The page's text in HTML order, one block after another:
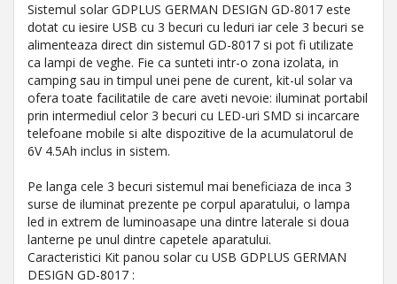
Sistemul solar GDPLUS GERMAN DESIGN GD-8017 este
dotat cu iesire USB cu 3 becuri cu leduri iar cele 3 becuri se
alimenteaza direct din sistemul GD-8017 si pot fi utilizate
ca lampi de veghe. Fie ca sunteti intr-o zona izolata, in
camping sau in timpul unei pene de curent, kit-ul solar va
ofera toate facilitatile de care aveti nevoie: iluminat portabil
prin intermediul celor 3 becuri cu LED-uri SMD si incarcare
telefoane mobile si alte dispozitive de la acumulatorul de
6V 4.5Ah inclus in sistem.
Pe langa cele 3 becuri sistemul mai beneficiaza de inca 3
surse de iluminat prezente pe corpul aparatului, o lampa
led in extrem de luminoasape una dintre laterale si doua
lanterne pe unul dintre capetele aparatului.
Caracteristici Kit panou solar cu USB GDPLUS GERMAN
DESIGN GD-8017 :